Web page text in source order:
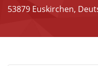
53879 Euskirchen,